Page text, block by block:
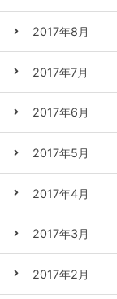
2017年8月
2017年7月
2017年6月
2017年5月
2017年4月
2017年3月
2017年2月